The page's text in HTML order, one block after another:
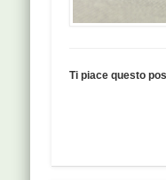
Ti piace questo